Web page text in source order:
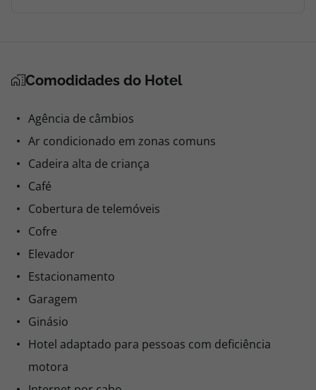
Comodidades do Hotel
Agência de câmbios
Ar condicionado em zonas comuns
Cadeira alta de criança
Café
Cobertura de telemóveis
Cofre
Elevador
Estacionamento
Garagem
Ginásio
Hotel adaptado para pessoas com deficiência
motora